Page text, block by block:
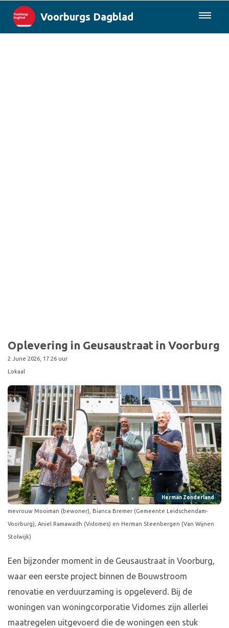
Voorburgs Dagblad
Oplevering in Geusaustraat in Voorburg
2 June 2026, 17:26 uur
Lokaal
Herman Zonderland
mevrouw Mooiman (bewoner), Bianca Bremer (Gemeente Leidschendam-
Voorburg), Aniel Ramawadh (Vidomes) en Herman Steenbergen (Van Wijnen
Stolwijk)
Een bijzonder moment in de Geusaustraat in Voorburg,
waar een eerste project binnen de Bouwstroom
renovatie en verduurzaming is opgeleverd. Bij de
woningen van woningcorporatie Vidomes zijn allerlei
maatregelen uitgevoerd die de woningen een stuk